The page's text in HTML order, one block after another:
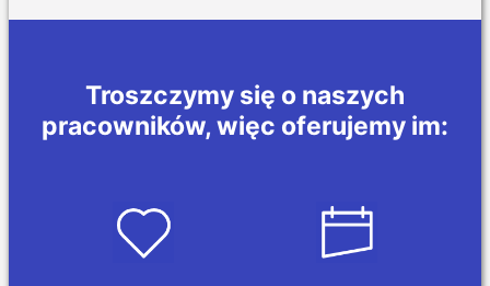
Troszczymy się o naszych
pracowników, więc oferujemy im: